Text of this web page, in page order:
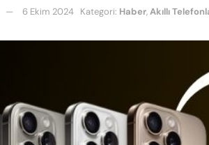
6 Ekim 2024 Kategori: Haber,Akıllı